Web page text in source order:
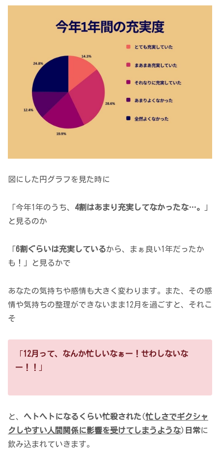
図にした円グラフを見た時に
「今年1年のうち、 4割はあまり充実してなかったな…。
」
と見るのか
6割ぐらいは充実しているから、まぁ良い1年だったか
も！」と見るかで
あなたの気持ちや感情も大きく変わります。また、その感
情や気持ちの整理ができないまま12月を過ごすと、それこ
そ
「12月って、なんか忙しいなぁー！せわしないな
ー！！
」
と、 ヘトヘトになるくらい忙殺された(忙しさでギクシャ
クしやすい人間関係に影響を受けてしまうような) 日常に
飲み込まれていきます。